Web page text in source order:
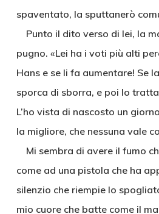
spaventato, la sputtanerò
Punto il dito verso di lei, la
pugno. «Lei ha i voti più alti
Hans e se li fa aumentare! Se
sporca di sborra, e poi lo
L’ho vista di nascosto un
la migliore, che nessuna vale
Mi sembra di avere il fumo
come ad una pistola che ha
silenzio che riempie lo
mio cuore che batte come il